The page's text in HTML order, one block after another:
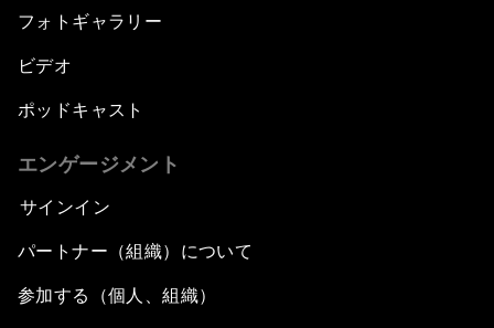
フォトギャラリー
ビデオ
ポッドキャスト
エンゲージメント
サインイン
パートナー（組織）について
参加する（個人、組織）